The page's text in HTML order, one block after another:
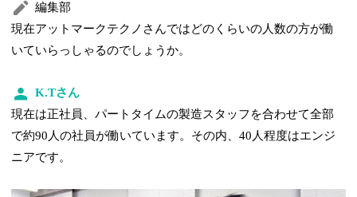
編集部
現在アットマークテクノさんではどのくらいの人数の方が働
いていらっしゃるのでしょうか。
K.Tさん
現在は正社員、パートタイムの製造スタッフを合わせて全部
で約90人の社員が働いています。その内、40人程度はエンジ
ニアです。